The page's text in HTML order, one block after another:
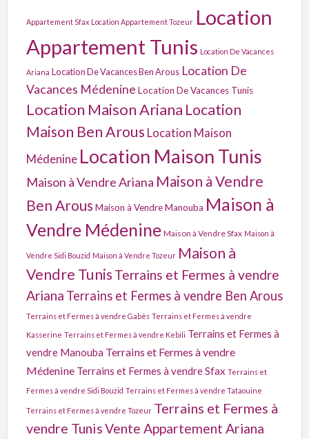
Appartement Sfax Location Appartement Tozeur Location
Appartement Tunis Location De Vacances
Ariana Location De Vacances Ben Arous Location De
Vacances Médenine Location De Vacances Tunis
Location Maison Ariana Location
Maison Ben Arous Location Maison
Médenine Location Maison Tunis
Maison à Vendre Ariana Maison à Vendre
Ben Arous Maison à Vendre Manouba Maison à
Vendre Médenine Maison à Vendre Sfax Maison à
Vendre Sidi Bouzid Maison à Vendre Tozeur Maison à
Vendre Tunis Terrains et Fermes à vendre
Ariana Terrains et Fermes à vendre Ben Arous
Terrains et Fermes à vendre Gabès Terrains et Fermes à vendre
Kasserine Terrains et Fermes à vendre Kebili Terrains et Fermes à
vendre Manouba Terrains et Fermes à vendre
Médenine Terrains et Fermes à vendre Sfax Terrains et
Fermes à vendre Sidi Bouzid Terrains et Fermes à vendre Tataouine
Terrains et Fermes à vendre Tozeur Terrains et Fermes à
vendre TunisVente Appartement Ariana